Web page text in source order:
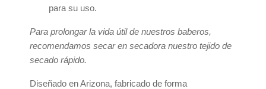
para su uso.
Para prolongar la vida útil de nuestros baberos,
recomendamos secar en secadora nuestro tejido de
secado rápido.
Diseñado en Arizona, fabricado de forma